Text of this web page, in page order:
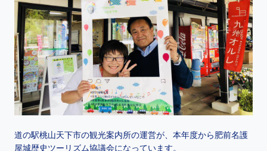
道の駅桃山天下市の観光案内所の運営が、本年度から肥前名護
屋城歴史ツーリズム協議会になっています。